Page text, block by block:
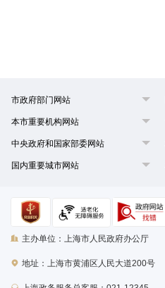
市政府部门网站
本市重要机构网站
中央政府和国家部委网站
国内重要城市网站
主办单位：上海市人民政府办公厅
地址：上海市黄浦区人民大道200号